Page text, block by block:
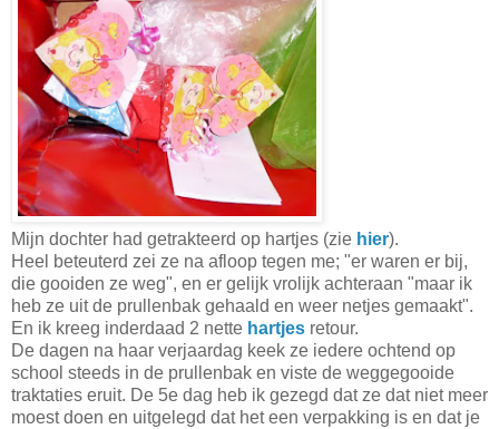
Mijn dochter had getrakteerd op hartjes (zie hier).
Heel beteuterd zei ze na afloop tegen me; "er waren er bij,
die gooiden ze weg", en er gelijk vrolijk achteraan "maar ik
heb ze uit de prullenbak gehaald en weer netjes gemaakt".
En ik kreeg inderdaad 2 nette hartjes retour.
De dagen na haar verjaardag keek ze iedere ochtend op
school steeds in de prullenbak en viste de weggegooide
traktaties eruit. De 5e dag heb ik gezegd dat ze dat niet meer
moest doen en uitgelegd dat het een verpakking is en dat je